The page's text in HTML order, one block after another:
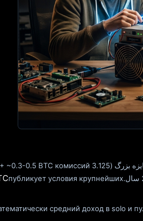
публикует условия крупнейших
средний доход в solo и